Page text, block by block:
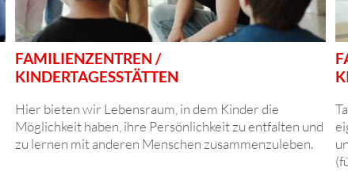
FAMILIENZENTREN /
KINDERTAGESSTÄTTEN
Hier bieten wir Lebensraum, in dem Kinder die
Möglichkeit haben, ihre Persönlichkeit zu entfalten und
zu lernen mit anderen Menschen zusammenzuleben.